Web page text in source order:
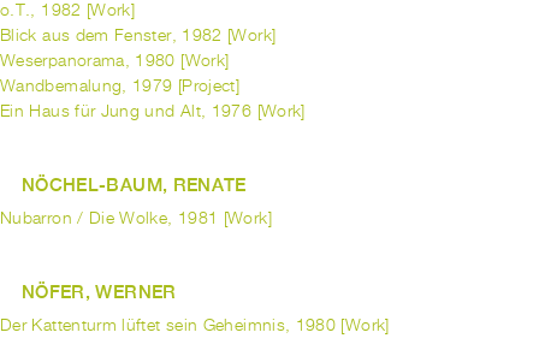
o.T., 1982 [Work]
Blick aus dem Fenster, 1982 [Work]
Weserpanorama, 1980 [Work]
Wandbemalung, 1979 [Project]
Ein Haus für Jung und Alt, 1976 [Work]
NÖCHEL-BAUM, RENATE
Nubarron / Die Wolke, 1981 [Work]
NÖFER, WERNER
Der Kattenturm lüftet sein Geheimnis, 1980 [Work]